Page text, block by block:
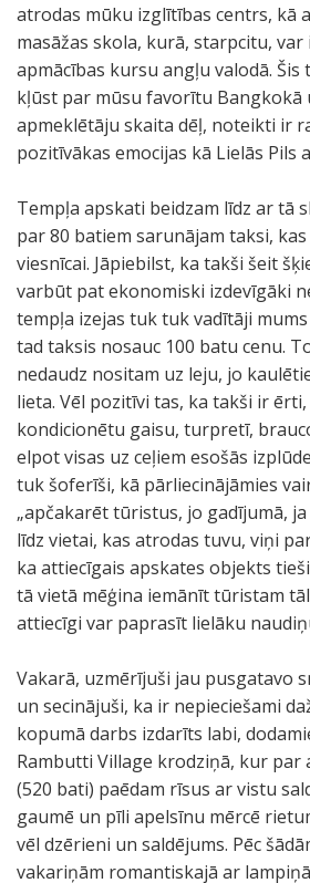
atrodas mūku izglītības centrs, kā
masāžas skola, kurā, starpcitu,
apmācības kursu angļu valodā.
kļūst par mūsu favorītu Bangkokā
apmeklētāju skaita dēļ, noteikti ir
pozitīvākas emocijas kā Lielās Pils
Tempļa apskati beidzam līdz ar tā
par 80 batiem sarunājam taksi,
viesnīcai. Jāpiebilst, ka takši šeit
varbūt pat ekonomiski izdevīgāki
tempļa izejas tuk tuk vadītāji
tad taksis nosauc 100 batu cenu.
nedaudz nositam uz leju, jo
lieta. Vēl pozitīvi tas, ka takši ir
kondicionētu gaisu, turpretī,
elpot visas uz ceļiem esošās
tuk šoferīši, kā pārliecinājāmies
„apčakarēt tūristus, jo gadījumā,
līdz vietai, kas atrodas tuvu, viņi
ka attiecīgais apskates objekts
tā vietā mēģina iemānīt tūristam
attiecīgi var paprasīt lielāku
Vakarā, uzmērījuši jau pusgatavo
un secinājuši, ka ir nepieciešami
kopumā darbs izdarīts labi,
Rambutti Village krodziņā, kur par
(520 bati) paēdam rīsus ar vistu
gaumē un pīli apelsīnu mērcē
vēl dzērieni un saldējums. Pēc
vakariņām romantiskajā ar